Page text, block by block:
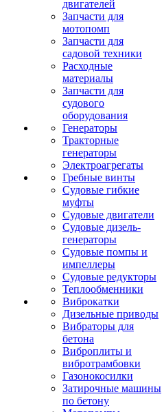
двигателей
Запчасти для
мотопомп
Запчасти для
садовой техники
Расходные
материалы
Запчасти для
судового
оборудования
Генераторы
Тракторные
генераторы
Электроагрегаты
Гребные винты
Судовые гибкие
муфты
Судовые двигатели
Судовые дизель-
генераторы
Судовые помпы и
импеллеры
Судовые редукторы
Теплообменники
Виброкатки
Дизельные приводы
Вибраторы для
бетона
Виброплиты и
вибротрамбовки
Газонокосилки
Затирочные машины
по бетону